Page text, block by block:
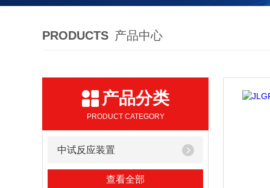
PRODUCTS 产品中心
产品分类
PRODUCT CATEGORY
中试反应装置
查看全部